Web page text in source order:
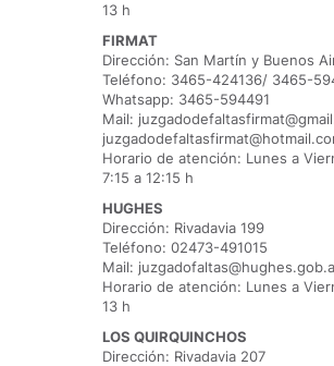
13 h
FIRMAT
Dirección: San Martín y Buenos
Teléfono: 3465-424136/ 3465-
Whatsapp: 3465-594491
Mail:
Horario de atención: Lunes a
7:15 a 12:15 h
HUGHES
Dirección: Rivadavia 199
Teléfono: 02473-491015
Mail:
Horario de atención: Lunes a
13 h
LOS QUIRQUINCHOS
Dirección: Rivadavia 207